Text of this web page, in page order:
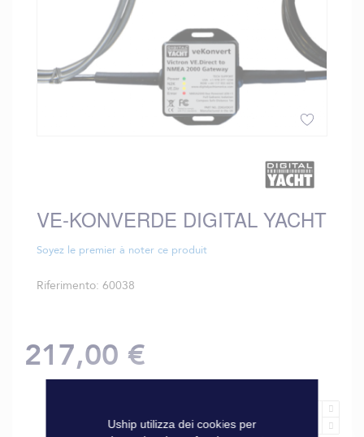
di
immagini
VE-KONVERDE DIGITAL YACHT
Soyez le premier à noter ce produit
Riferimento 60038
217,00 €
Uship utilizza dei cookies per